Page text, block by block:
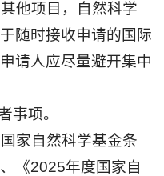
他项目，自然科学
随时接收申请的国际
请人应尽量避开集中
事项。
家自然科学基金条
《2025年度国家自